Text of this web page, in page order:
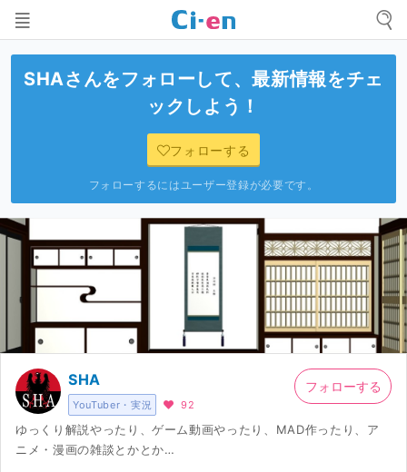
SHAさんをフォローして、最新情報をチェ
ックしよう！
フォローする
フォローするにはユーザー登録が必要です。
YouTuber・実況
SHA
92
ゆっくり解説やったり、ゲーム動画やったり、MAD作ったり、ア
ニメ・漫画の雑談とかとか…
フォローする